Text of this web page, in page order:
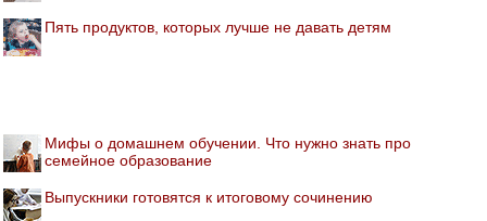
Пять продуктов, которых лучше не давать детям
Мифы о домашнем обучении. Что нужно знать про
семейное образование
Выпускники готовятся к итоговому сочинению